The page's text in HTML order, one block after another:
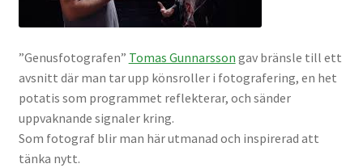
”Genusfotografen” Tomas Gunnarsson gav bränsle till ett
avsnitt där man tar upp könsroller i fotografering, en het
potatis som programmet reflekterar, och sänder
uppvaknande signaler kring.
Som fotograf blir man här utmanad och inspirerad att
tänka nytt.